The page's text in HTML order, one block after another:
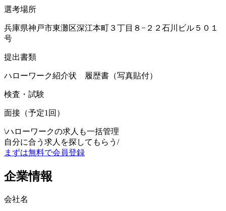
選考場所
兵庫県神戸市東灘区深江本町３丁目８−２２石川ビル５０１
号
提出書類
ハローワーク紹介状 履歴書（写真貼付）
検査・試験
面接（予定1回）
\ハローワークの求人も一括管理
自分に合う求人を探してもらう /
まずは無料で会員登録
企業情報
会社名